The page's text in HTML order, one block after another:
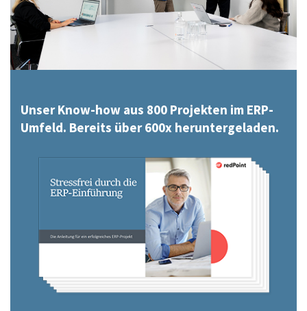
Unser Know-how aus 800 Projekten im ERP-
Umfeld. Bereits über 600x heruntergeladen.